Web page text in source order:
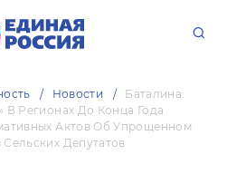
Новости
Баталина:
Регионах До Конца Года
Актов Об Упрощенном
Депутатов